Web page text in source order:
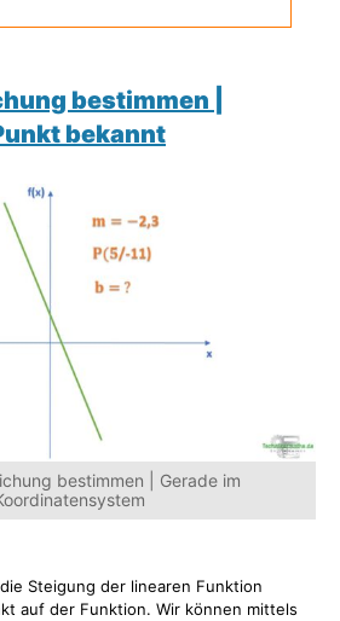
bestimmen |
bekannt
bestimmen | Gerade im
Steigung der linearen Funktion
auf der Funktion. Wir können mittels